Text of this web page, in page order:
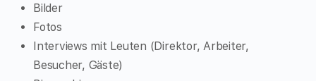
Bilder
Fotos
Interviews mit Leuten (Direktor, Arbeiter,
Besucher, Gäste)